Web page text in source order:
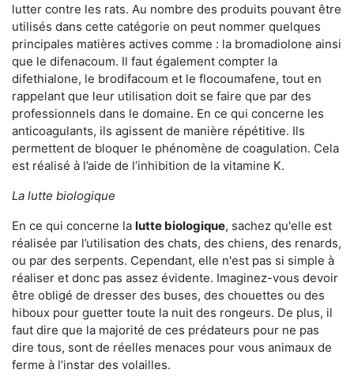
lutter contre les rats. Au nombre des produits pouvant être
utilisés dans cette catégorie on peut nommer quelques
principales matières actives comme : la bromadiolone ainsi
que le difenacoum. Il faut également compter la
difethialone, le brodifacoum et le flocoumafene, tout en
rappelant que leur utilisation doit se faire que par des
professionnels dans le domaine. En ce qui concerne les
anticoagulants, ils agissent de manière répétitive. Ils
permettent de bloquer le phénomène de coagulation. Cela
est réalisé à l’aide de l’inhibition de la vitamine K.
La lutte biologique
En ce qui concerne la lutte biologique, sachez qu'elle est
réalisée par l’utilisation des chats, des chiens, des renards,
ou par des serpents. Cependant, elle n'est pas si simple à
réaliser et donc pas assez évidente. Imaginez-vous devoir
être obligé de dresser des buses, des chouettes ou des
hiboux pour guetter toute la nuit des rongeurs. De plus, il
faut dire que la majorité de ces prédateurs pour ne pas
dire tous, sont de réelles menaces pour vous animaux de
ferme à l’instar des volailles.